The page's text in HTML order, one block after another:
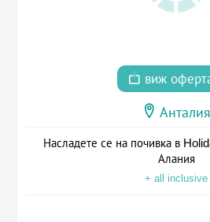
виж
Анталия
Насладете се на почивка в
Алания
+ all inclusive